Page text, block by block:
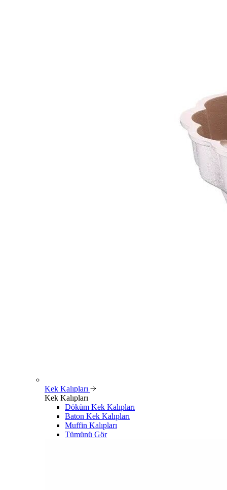
Kek Kalıpları
Kek Kalıpları
Döküm Kek Kalıpları
Baton Kek Kalıpları
Muffin Kalıpları
Tümünü Gör